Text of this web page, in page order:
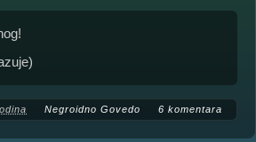
Negroidno Govedo 6 komentara